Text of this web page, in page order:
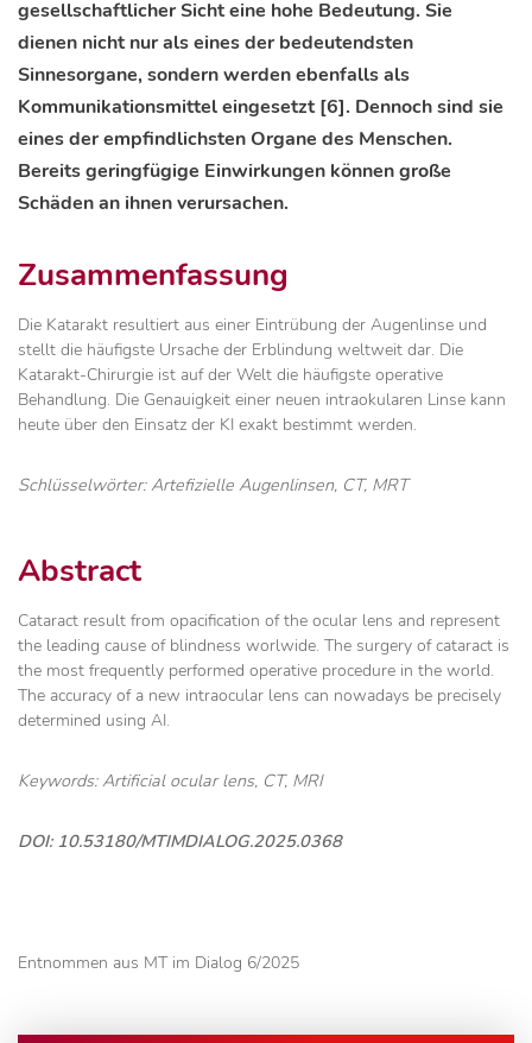
gesellschaftlicher Sicht eine hohe Bedeutung. Sie
dienen nicht nur als eines der bedeutendsten
Sinnesorgane, sondern werden ebenfalls als
Kommunikationsmittel eingesetzt [6]. Dennoch sind sie
eines der empfindlichsten Organe des Menschen.
Bereits gering­fügige Einwirkungen können große
Schäden an ihnen verursachen.
Zusammenfassung
Die Katarakt resultiert aus einer Eintrübung der Augenlinse und
stellt die häufigste Ursache der Erblindung weltweit dar. Die
Katarakt-Chirurgie ist auf der Welt die häufigste operative
Behandlung. Die Genauigkeit einer neuen intraokularen Linse kann
heute über den Einsatz der KI exakt bestimmt werden.
Schlüsselwörter: Artefizielle Augenlinsen, CT, MRT
Abstract
Cataract result from opacification of the ocular lens and represent
the leading cause of blindness worlwide. The surgery of cataract is
the most frequently performed operative procedure in the world.
The accuracy of a new intraocular lens can nowadays be precisely
determined using AI.
Keywords: Artificial ocular lens, CT, MRI
DOI: 10.53180/MTIMDIALOG.2025.0368
Entnommen aus MT im Dialog 6/2025